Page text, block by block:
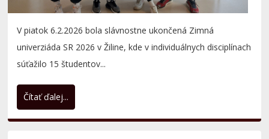
Medailón o Júliusovi Pázmanovi